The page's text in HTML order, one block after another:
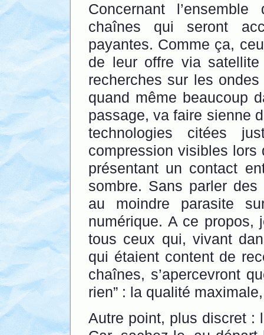
Concernant
chaînes qui seront
payantes. Comme ça,
de leur offre via
recherches sur les
quand même beaucoup
passage, va faire sienne
technologies citées
compression visibles
présentant un contact
sombre. Sans parler
au moindre parasite
numérique. A ce propos,
tous ceux qui, vivant
qui étaient content de
chaînes, s’apercevront
rien” : la qualité
Autre point, plus discret :